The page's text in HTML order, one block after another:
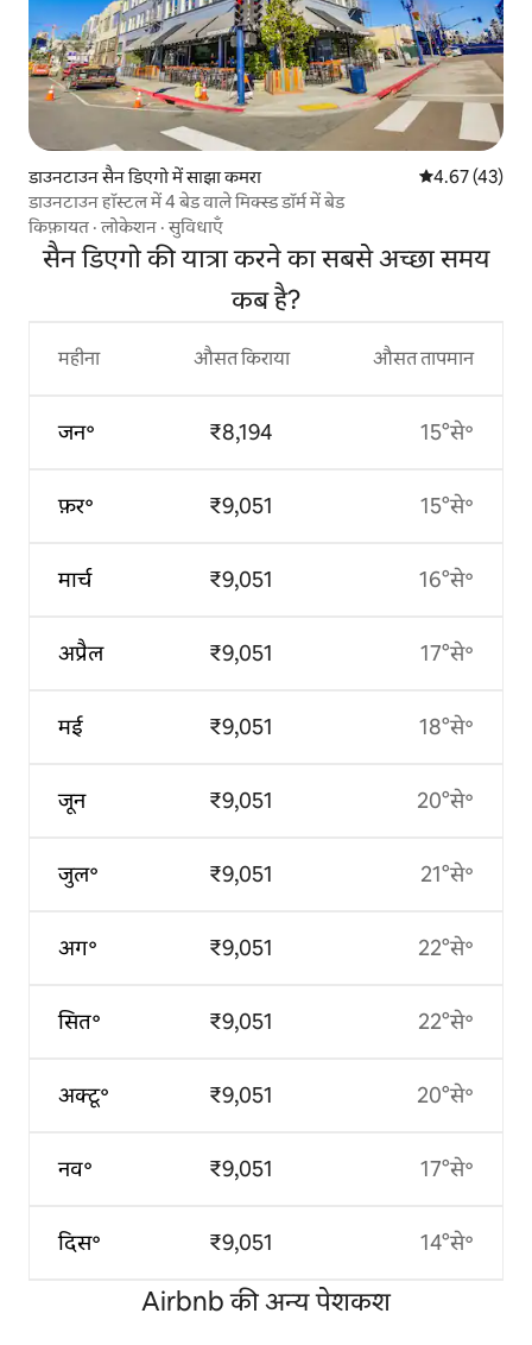
डाउनटाउन सैन डिएगो में साझा कमरा औसत रेटिंग 5 में
4.67 (43)
डाउनटाउन हॉस्टल में 4 बेड वाले मिक्स्ड डॉर्म में बेड
किफ़ायत ·लोकेशन ·सुविधाएँ
सैन डिएगो की यात्रा करने का सबसे अच्छा समय
कब है?
महीना
जन॰
फ़र॰
मार्च
अप्रैल
मई
जून
जुल॰
अग॰
सित॰
अक्टू॰
नव॰
दिस॰
औसत किराया
₹8,194
₹9,051
₹9,051
₹9,051
₹9,051
₹9,051
₹9,051
₹9,051
₹9,051
₹9,051
₹9,051
₹9,051
औसत तापमान
15°से॰
15°से॰
16°से॰
17°से॰
18°से॰
20°से॰
21°से॰
22°से॰
22°से॰
20°से॰
17°से॰
14°से॰
Airbnb की अन्य पेशकश